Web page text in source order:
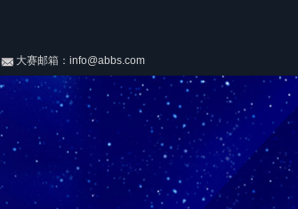
大赛邮箱：info@abbs.com